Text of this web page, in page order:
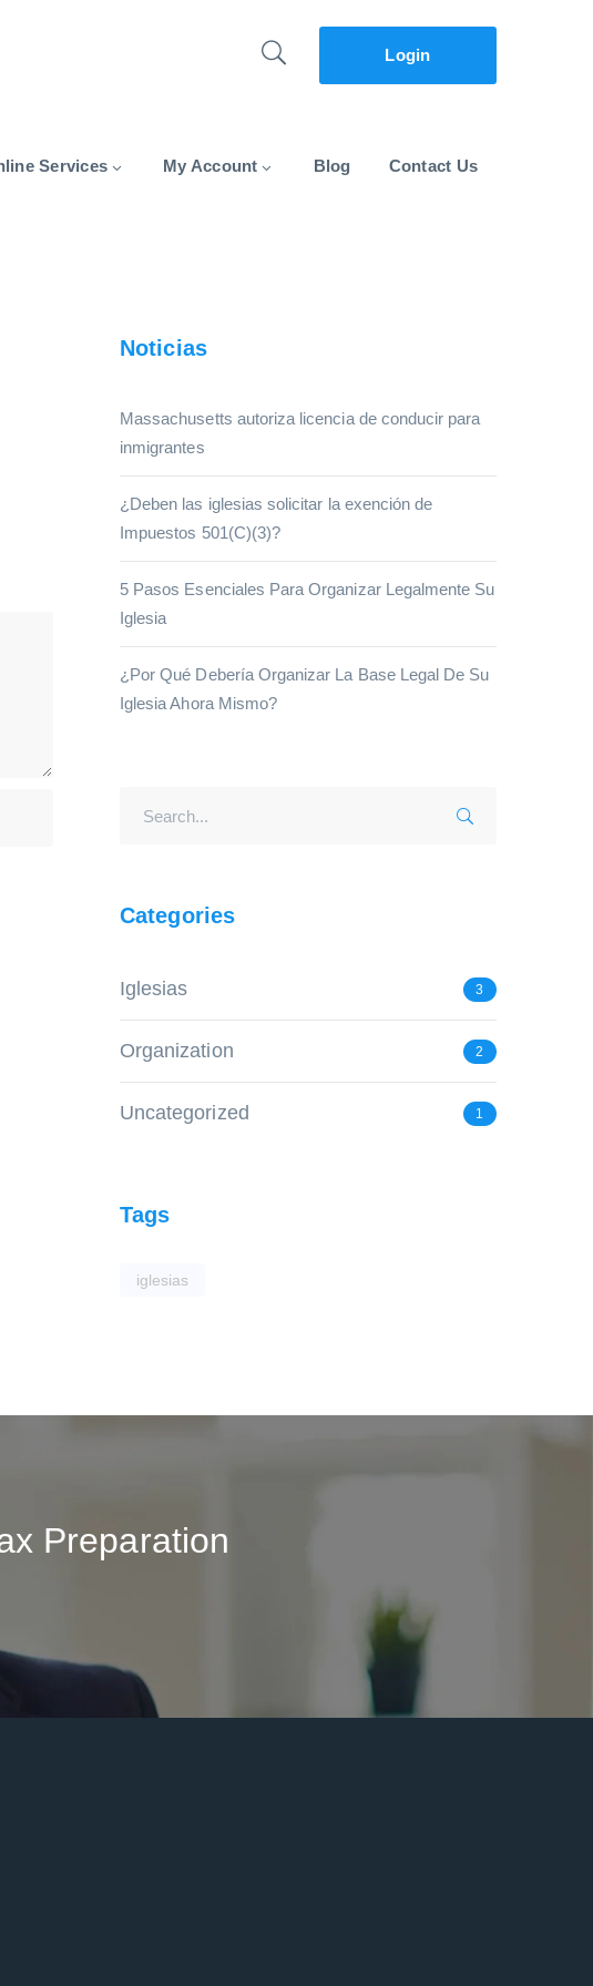
Login
Services My Account Blog Contact Us
Noticias
Massachusetts autoriza licencia de conducir para
inmigrantes
¿Deben las iglesias solicitar la exención de
Impuestos 501(C)(3)?
5 Pasos Esenciales Para Organizar Legalmente Su
Iglesia
¿Por Qué Debería Organizar La Base Legal De Su
Iglesia Ahora Mismo?
Categories
Iglesias 3
Organization 2
Uncategorized 1
Tags
iglesias
Preparation